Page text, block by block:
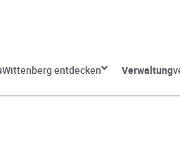
Wittenberg entdecken Verwaltung